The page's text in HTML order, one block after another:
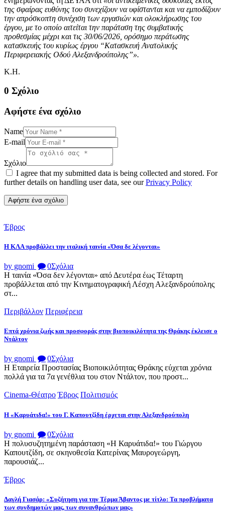
της σφαίρας ευθύνης του συνεχίζουν να υφίστανται και να εμποδίζουν
την απρόσκοπτη συνέχιση των εργασιών και ολοκλήρωσης του
έργου, με το οποίο αιτείται την παράταση της συμβατικής
προθεσμίας μέχρι και τις 30/06/2026, ορόσημο περάτωσης
κατασκευής του κυρίως έργου “Κατασκευή Ανατολικής
Περιφερειακής Οδού Αλεξανδρούπολης”».
K.H.
0 Σχόλιο
Αφήστε ένα σχόλιο
Name
E-mail
Σχόλιο
I agree that my submitted data is being collected and stored. For
further details on handling user data, see ourPrivacy Policy
Έβρος
Η ΚΛΑ προβάλλει την ιταλική ταινία «Όσα δε λέγονται»
by gnomi 0Σχόλια
Η ταινία «Όσα δεν λέγονται» από Δευτέρα έως Τέταρτη
προβάλλεται από την Κινηματογραφική Λέσχη Αλεξανδρούπολης
στ...
Περιβάλλον Περιφέρεια
Επτά χρόνια ζωής και προσφοράς στην βιοποικιλότητα της Θράκης έκλεισε ο
Ντάλτον
by gnomi 0Σχόλια
Η Εταιρεία Προστασίας Βιοποικιλότητας Θράκης εύχεται χρόνια
πολλά για τα 7α γενέθλια του στον Ντάλτον, που προστ...
Cinema-Θέατρο Έβρος Πολιτισμός
Η «Καρυάτιδα!» του Γ. Καπουτζίδη έρχεται στην Αλεξανδρούπολη
by gnomi 0Σχόλια
Η πολυσυζητημένη παράσταση «Η Καρυάτιδα!» του Γιώργου
Καπουτζίδη, σε σκηνοθεσία Κατερίνας Μαυρογεώργη,
παρουσιάζ...
Έβρος
Δαγλή Γιασάρ: «Συζήτηση για την Τέρμα Άβαντος με τίτλο: Τα προβλήματα
των συνδημοτών μας, των συνανθρώπων μας»